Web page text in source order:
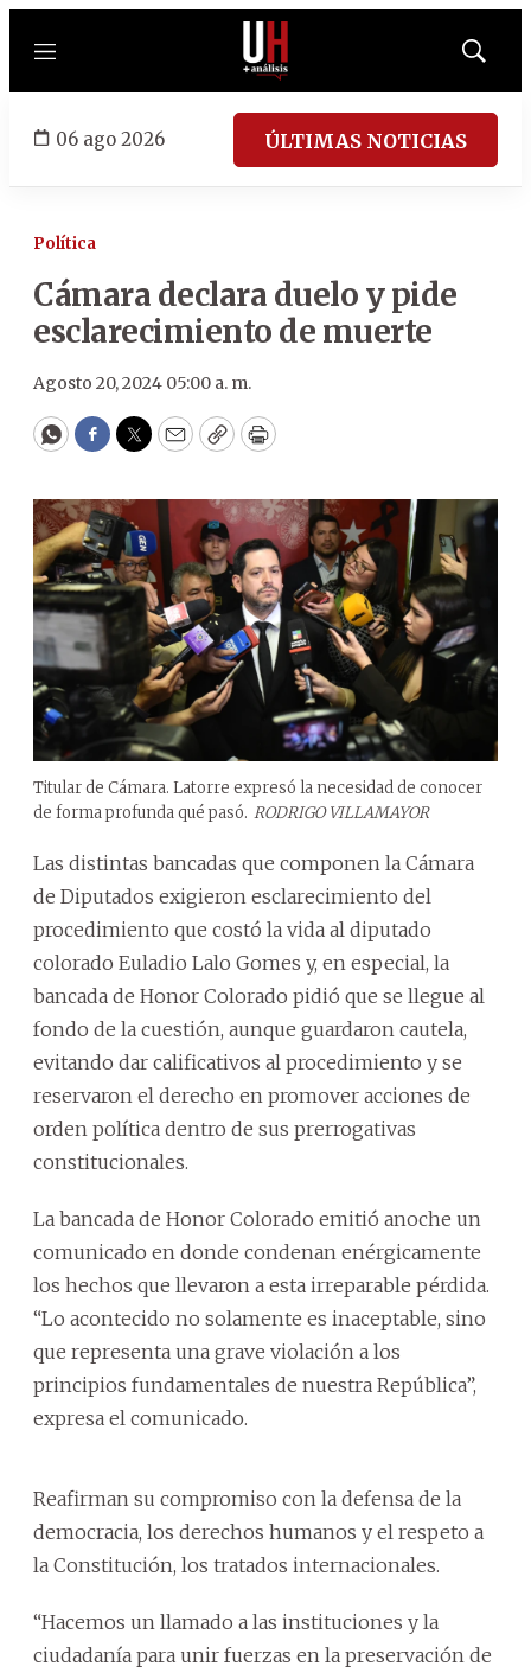
Menú
Mostrar
06 ago 2026 ÚLTIMAS NOTICIAS
Política
Cámara declara duelo y pide
esclarecimiento de muerte
Agosto 20, 2024 05:00 a. m.
WhatsApp
Facebook
Twitter
EmailCopyPrint
Titular de Cámara. Latorre expresó la necesidad de conocer
de forma profunda qué pasó. RODRIGO VILLAMAYOR
Las distintas bancadas que componen la Cámara
de Diputados exigieron esclarecimiento del
procedimiento que costó la vida al diputado
colorado Euladio Lalo Gomes y, en especial, la
bancada de Honor Colorado pidió que se llegue al
fondo de la cuestión, aunque guardaron cautela,
evitando dar calificativos al procedimiento y se
reservaron el derecho en promover acciones de
orden política dentro de sus prerrogativas
constitucionales.
La bancada de Honor Colorado emitió anoche un
comunicado en donde condenan enérgicamente
los hechos que llevaron a esta irreparable pérdida.
“Lo acontecido no solamente es inaceptable, sino
que representa una grave violación a los
principios fundamentales de nuestra República”,
expresa el comunicado.
Reafirman su compromiso con la defensa de la
democracia, los derechos humanos y el respeto a
la Constitución, los tratados internacionales.
“Hacemos un llamado a las instituciones y la
ciudadanía para unir fuerzas en la preservación de